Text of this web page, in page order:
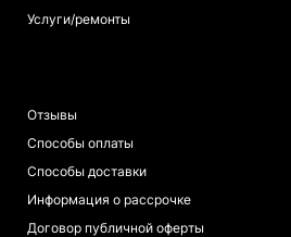
Услуги/ремонты
Отзывы
Способы оплаты
Способы доставки
Информация о рассрочке
Договор публичной оферты